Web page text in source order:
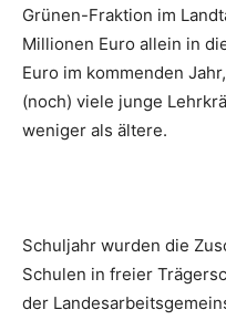
Grünen-Fraktion im
Millionen Euro allein in
Euro im kommenden
(noch) viele junge
weniger als ältere.
Schuljahr wurden die
Schulen in freier
der